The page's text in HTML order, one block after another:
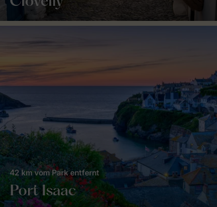
Port Isaac
42 km vom Park entfernt